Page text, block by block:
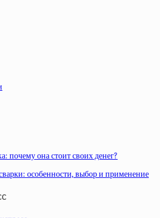
почему она стоит своих денег?
особенности, выбор и применение